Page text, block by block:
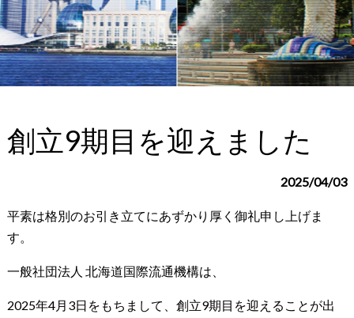
創立9期目を迎えました
2025/04/03
平素は格別のお引き立てにあずかり厚く御礼申し上げま
す。
一般社団法人 北海道国際流通機構は、
2025年4月3日をもちまして、創立9期目を迎えることが出